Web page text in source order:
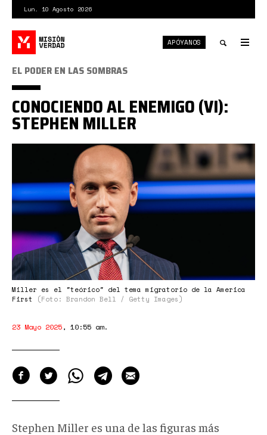
contenido
principal
Lun. 10 Agosto 2026
APÓYANOS
del
tema
dentro
de
la
política
America
First
Miller es el "teórico" del tema migratorio de la America
First
(Foto: Brandon Bell / Getty Images)
EL PODER EN LAS SOMBRAS
CONOCIENDO AL ENEMIGO (VI):
STEPHEN MILLER
23 Mayo 2025, 10:55 am.
Stephen Miller es una de las figuras más